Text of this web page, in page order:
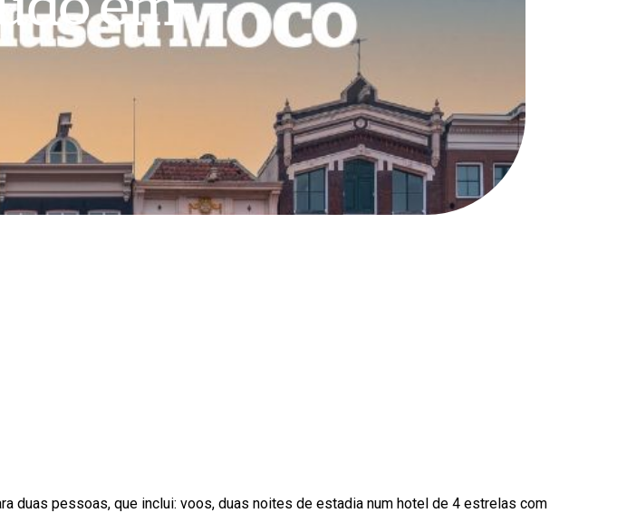
duas pessoas, que inclui: voos, duas noites de estadia num hotel de 4 estrelas com